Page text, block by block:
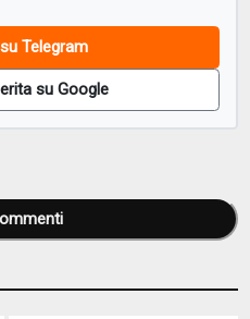
Telegram
su Google